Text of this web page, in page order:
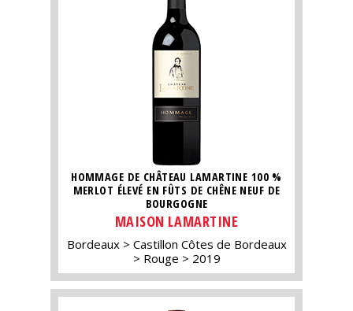
HOMMAGE DE CHÂTEAU LAMARTINE 100 %
MERLOT ÉLEVÉ EN FÛTS DE CHÊNE NEUF DE
BOURGOGNE
MAISON LAMARTINE
Bordeaux
Castillon Côtes de Bordeaux
Rouge
2019